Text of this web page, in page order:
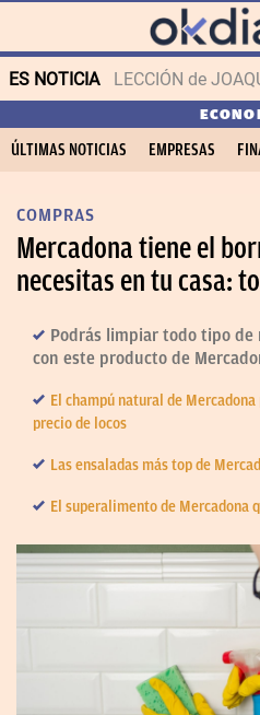
ES NOTICIA LECCIÓN de
ÚLTIMAS NOTICIAS EMPRESAS
COMPRAS
Mercadona tiene el
necesitas en tu casa:
Podrás limpiar todo tipo de
con este producto de
El champú natural de
precio de locos
Las ensaladas más top de
El superalimento de Mercadona